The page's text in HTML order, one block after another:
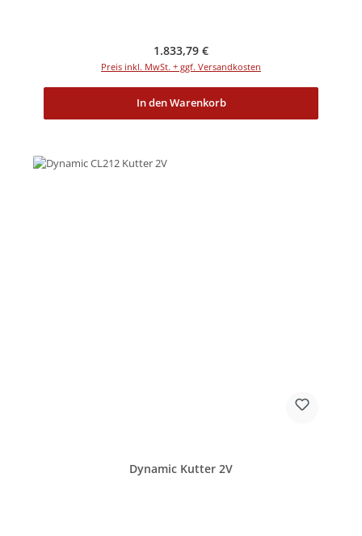
Regulärer Preis:
1.833,79 €
Preis inkl. MwSt. + ggf. Versandkosten
In den Warenkorb
Dynamic Kutter 2V